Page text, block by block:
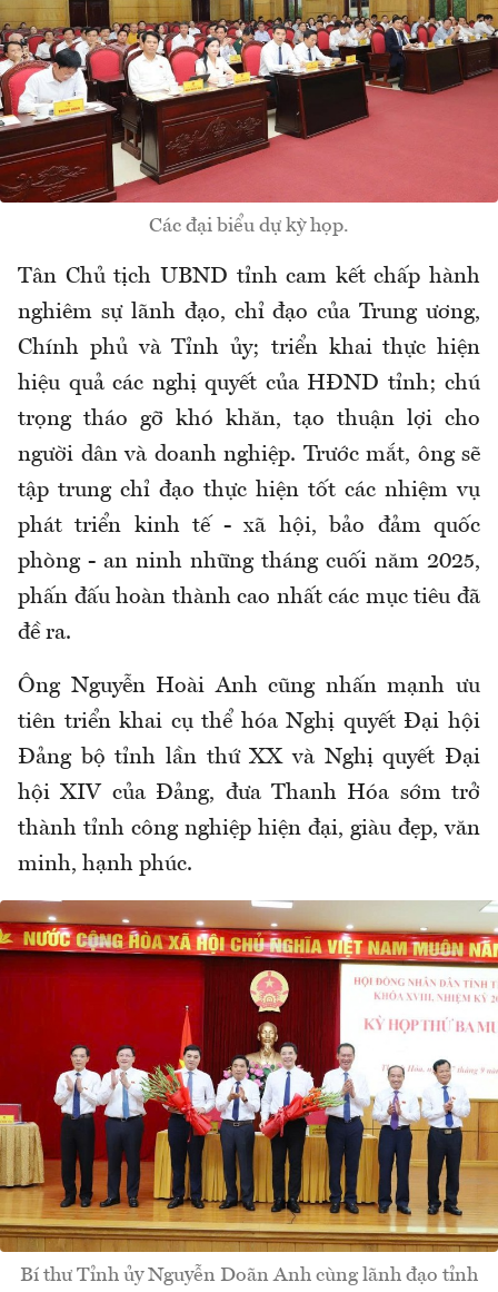
Các đại biểu dự kỳ họp.
Tân Chủ tịch UBND tỉnh cam kết chấp hành
nghiêm sự lãnh đạo, chỉ đạo của Trung ương,
Chính phủ và Tỉnh ủy; triển khai thực hiện
hiệu quả các nghị quyết của HĐND tỉnh; chú
trọng tháo gỡ khó khăn, tạo thuận lợi cho
người dân và doanh nghiệp. Trước mắt, ông sẽ
tập trung chỉ đạo thực hiện tốt các nhiệm vụ
phát triển kinh tế - xã hội, bảo đảm quốc
phòng - an ninh những tháng cuối năm 2025,
phấn đấu hoàn thành cao nhất các mục tiêu đã
đề ra.
Ông Nguyễn Hoài Anh cũng nhấn mạnh ưu
tiên triển khai cụ thể hóa Nghị quyết Đại hội
Đảng bộ tỉnh lần thứ XX và Nghị quyết Đại
hội XIV của Đảng, đưa Thanh Hóa sớm trở
thành tỉnh công nghiệp hiện đại, giàu đẹp, văn
minh, hạnh phúc.
Bí thư Tỉnh ủy Nguyễn Doãn Anh cùng lãnh đạo tỉnh